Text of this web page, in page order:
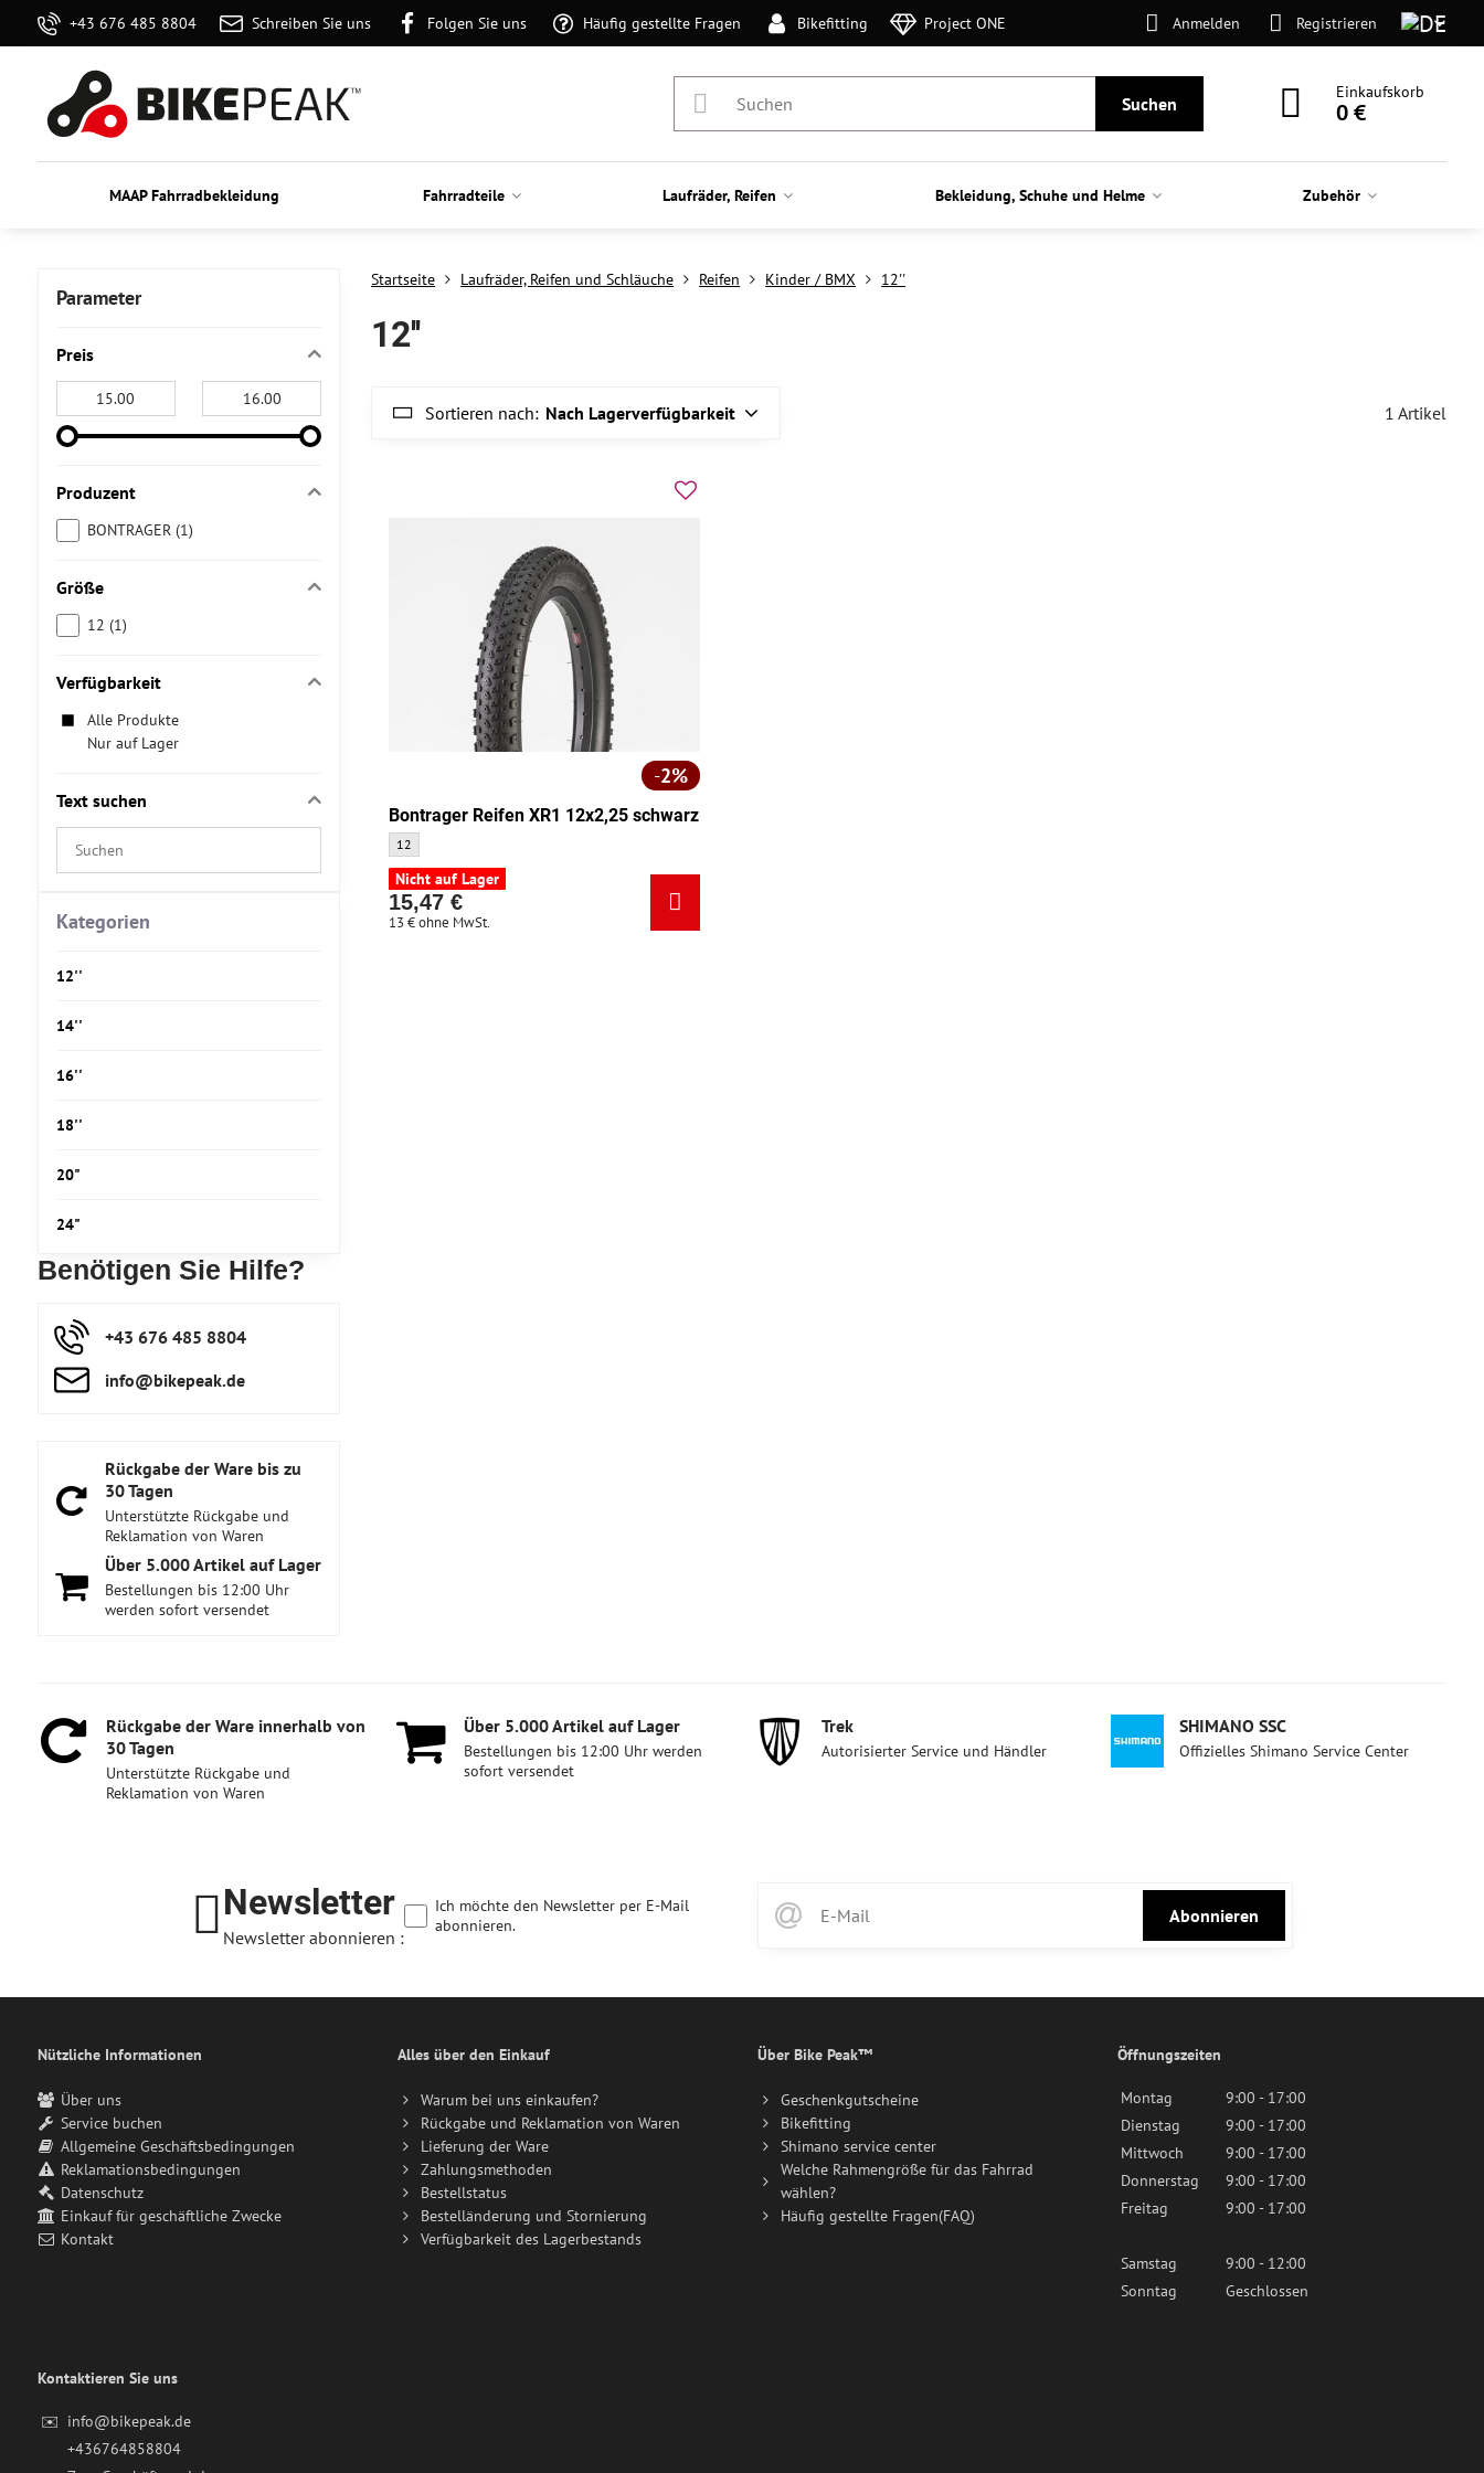
+43 676 485 8804 Schreiben Sie uns Folgen Sie uns Häufig gestellte Fragen Bikefitting Project ONE Anmelden Registrieren
Suchen
Einkaufskorb
0 €
MAAP Fahrradbekleidung Fahrradteile Laufräder, Reifen Bekleidung, Schuhe und Helme Zubehör
Startseite Laufräder, Reifen und Schläuche Reifen Kinder / BMX 12''
12''
Sortieren nach: Nach Lagerverfügbarkeit 1 Artikel
2%
Bontrager Reifen XR1 12x2,25 schwarz
Bontrager Reifen XR1 12x2,25 schwarz - Größe:
12
Nicht auf Lager
15,47 €
13 €ohne MwSt.
Parameter
Preis
Produzent
BONTRAGER (1)
Größe
12 (1)
Verfügbarkeit
Alle Produkte
Nur auf Lager
Text suchen
Suchfilterergebnisse
Benötigen Sie Hilfe?
+43 676 485 8804
info​@bikepeak​.de
Rückgabe der Ware bis zu
30 Tagen
Unterstützte Rückgabe und
Reklamation von Waren
Über 5​.000 Artikel auf Lager
Bestellungen bis 12:00 Uhr
werden sofort versendet
Kategorien
12''
14''
16''
18''
20"
24"
Rückgabe der Ware innerhalb von
30 Tagen
Unterstützte Rückgabe und
Reklamation von Waren
Über 5​.000 Artikel auf Lager
Bestellungen bis 12:00 Uhr werden
sofort versendet
Trek
Autorisierter Service und Händler
SHIMANO SSC
Offizielles Shimano Service Center
Newsletter
Newsletter abonnieren :
Abonnieren
Ich möchte den Newsletter per E-Mail
abonnieren.
Nützliche Informationen
Über uns
Service buchen
Allgemeine Geschäftsbedingungen
Reklamationsbedingungen
Datenschutz
Einkauf für geschäftliche Zwecke
Kontakt
Alles über den Einkauf
Warum bei uns einkaufen?
Rückgabe und Reklamation von Waren
Lieferung der Ware
Zahlungsmethoden
Bestellstatus
Bestelländerung und Stornierung
Verfügbarkeit des Lagerbestands
Über Bike Peak™
Geschenkgutscheine
Bikefitting
Shimano service center
Welche Rahmengröße für das Fahrrad
wählen?
Häufig gestellte Fragen(FAQ)
Öffnungszeiten
Montag
9:00 - 17:00
Dienstag
9:00 - 17:00
Mittwoch
9:00 - 17:00
Donnerstag
9:00 - 17:00
Freitag
9:00 - 17:00
Samstag
9:00 - 12:00
Sonntag
Geschlossen
Kontaktieren Sie uns
✉️ info@bikepeak.de
+436764858804